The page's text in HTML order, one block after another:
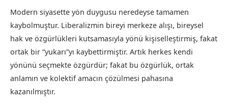
Modern siyasette yön duygusu neredeyse tamamen
kaybolmuştur. Liberalizmin bireyi merkeze alışı, bireysel
hak ve özgürlükleri kutsamasıyla yönü kişiselleştirmiş, fakat
ortak bir “yukarı”yı kaybettirmiştir. Artık herkes kendi
yönünü seçmekte özgürdür; fakat bu özgürlük, ortak
anlamın ve kolektif amacın çözülmesi pahasına
kazanılmıştır.